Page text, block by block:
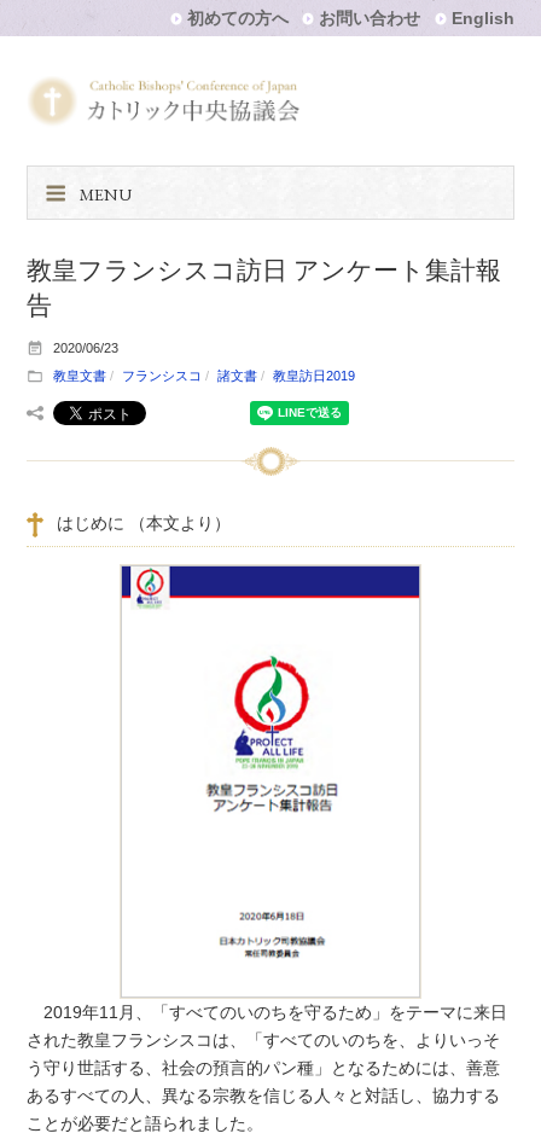
初めての方へ お問い合わせ English
MENU
教皇フランシスコ訪日 アンケート集計報
告
2020/06/23
教皇文書
フランシスコ 諸文書 教皇訪日2019
はじめに （本文より）
2019年11月、「すべてのいのちを守るため」をテーマに来日
された教皇フランシスコは、「すべてのいのちを、よりいっそ
う守り世話する、社会の預言的パン種」となるためには、善意
あるすべての人、異なる宗教を信じる人々と対話し、協力する
ことが必要だと語られました。